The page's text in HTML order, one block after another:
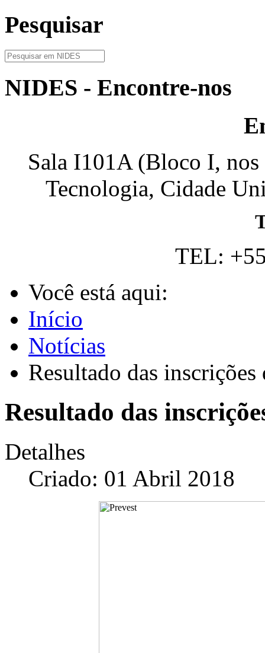
Pesquisar
NIDES - Encontre-nos
Sala I101A (Bloco I,
Tecnologia, Cidade
TEL:
Você está aqui:
Início
Notícias
Resultado das
Resultado das
Detalhes
Criado: 01 Abril 2018